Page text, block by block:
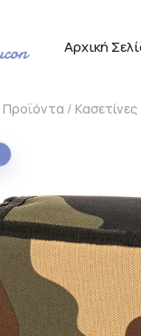
Αρχική
Προϊόντα / Κασετίνες